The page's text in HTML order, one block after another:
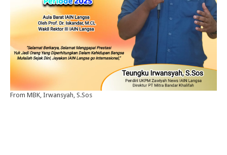
From MBK, Irwansyah, S.Sos